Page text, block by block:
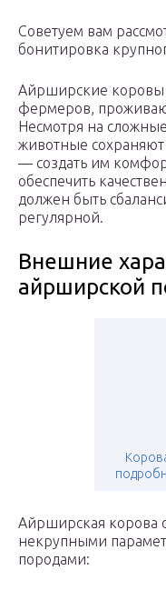
Советуем вам
бонитировка
Айрширские коровы
фермеров,
Несмотря на
животные сохраняют
— создать им
обеспечить
должен быть
регулярной.
Внешние
айрширской
Айрширская корова
некрупными
породами: